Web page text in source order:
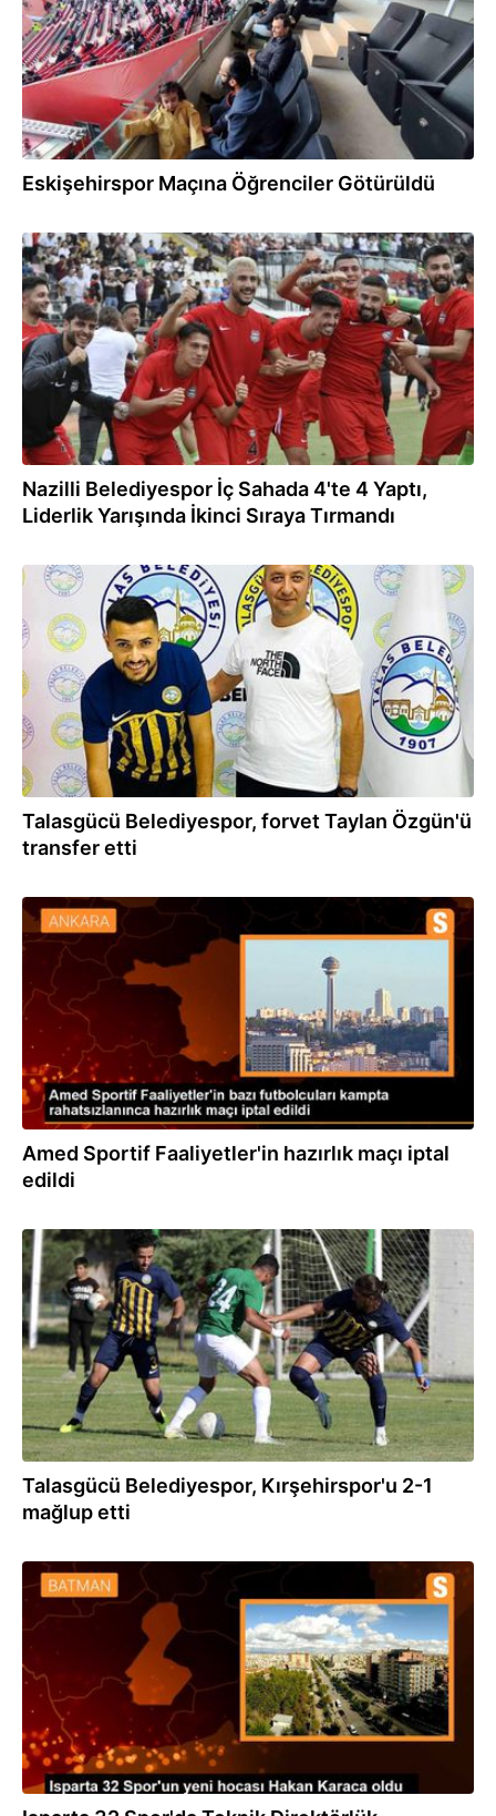
Eskişehirspor Maçına Öğrenciler Götürüldü
15.10.2023
Nazilli Belediyespor İç Sahada 4'te 4 Yaptı,
Liderlik Yarışında İkinci Sıraya Tırmandı
30.08.2023
Talasgücü Belediyespor, forvet Taylan Özgün'ü
transfer etti
13.08.2023
Amed Sportif Faaliyetler'in hazırlık maçı iptal
edildi
03.08.2023
Talasgücü Belediyespor, Kırşehirspor'u 2-1
mağlup etti
08.05.2023